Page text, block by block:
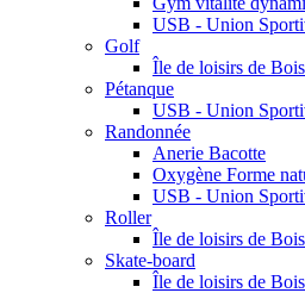
USB - Union
Golf
Île de loisirs de
Pétanque
USB - Union
Randonnée
Anerie Bacotte
Oxygène Forme
USB - Union
Roller
Île de loisirs de
Skate-board
Île de loisirs de